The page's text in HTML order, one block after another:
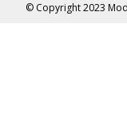
© Copyright 2023